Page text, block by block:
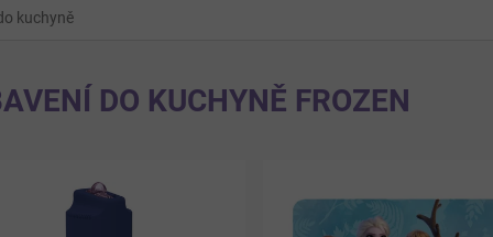
kuchyně
DO KUCHYNĚ FROZEN